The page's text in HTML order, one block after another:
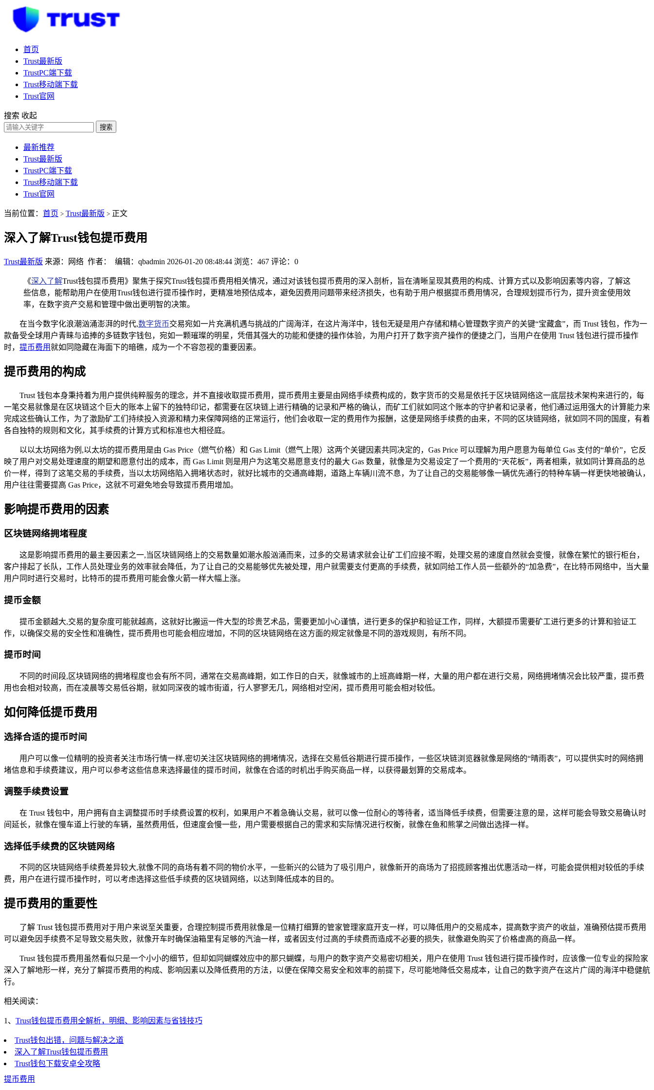
首页
Trust最新版
TrustPC端下载
Trust移动端下载
Trust官网
搜索 收起
搜索
最新推荐
Trust最新版
TrustPC端下载
Trust移动端下载
Trust官网
当前位置： 首页 > Trust最新版 > 正文
深入了解Trust钱包提币费用
Trust最新版 来源：网络 作者： 编辑：qbadmin 2026-01-20 08:48:44 浏览：467 评论：0
《深入了解Trust钱包提币费用》聚焦于探究Trust钱包提币费用相关情况，通过对该钱包提币费用的深入剖析，旨在清晰呈现其费用的构成、计算方式以及影响因素等内容，了解这
些信息，能帮助用户在使用Trust钱包进行提币操作时，更精准地预估成本，避免因费用问题带来经济损失，也有助于用户根据提币费用情况，合理规划提币行为，提升资金使用效
率，在数字资产交易和管理中做出更明智的决策。
在当今数字化浪潮汹涌澎湃的时代,数字货币交易宛如一片充满机遇与挑战的广阔海洋，在这片海洋中，钱包无疑是用户存储和精心管理数字资产的关键“宝藏盒”，而 Trust 钱包，作为一
款备受全球用户青睐与追捧的多链数字钱包，宛如一颗璀璨的明星，凭借其强大的功能和便捷的操作体验，为用户打开了数字资产操作的便捷之门，当用户在使用 Trust 钱包进行提币操作
时， 提币费用就如同隐藏在海面下的暗礁，成为一个不容忽视的重要因素。
提币费用的构成
Trust 钱包本身秉持着为用户提供纯粹服务的理念，并不直接收取提币费用，提币费用主要是由网络手续费构成的，数字货币的交易是依托于区块链网络这一底层技术架构来进行的，每
一笔交易就像是在区块链这个巨大的账本上留下的独特印记，都需要在区块链上进行精确的记录和严格的确认，而矿工们就如同这个账本的守护者和记录者，他们通过运用强大的计算能力来
完成这些确认工作，为了激励矿工们持续投入资源和精力来保障网络的正常运行，他们会收取一定的费用作为报酬，这便是网络手续费的由来，不同的区块链网络，就如同不同的国度，有着
各自独特的规则和文化，其手续费的计算方式和标准也大相径庭。
以以太坊网络为例,以太坊的提币费用是由 Gas Price（燃气价格）和 Gas Limit（燃气上限）这两个关键因素共同决定的，Gas Price 可以理解为用户愿意为每单位 Gas 支付的“单价”，它反
映了用户对交易处理速度的期望和愿意付出的成本，而 Gas Limit 则是用户为这笔交易愿意支付的最大 Gas 数量，就像是为交易设定了一个费用的“天花板”，两者相乘，就如同计算商品的总
价一样，得到了这笔交易的手续费，当以太坊网络陷入拥堵状态时，就好比城市的交通高峰期，道路上车辆川流不息，为了让自己的交易能够像一辆优先通行的特种车辆一样更快地被确认，
用户往往需要提高 Gas Price，这就不可避免地会导致提币费用增加。
影响提币费用的因素
区块链网络拥堵程度
这是影响提币费用的最主要因素之一,当区块链网络上的交易数量如潮水般汹涌而来，过多的交易请求就会让矿工们应接不暇，处理交易的速度自然就会变慢，就像在繁忙的银行柜台，
客户排起了长队，工作人员处理业务的效率就会降低，为了让自己的交易能够优先被处理，用户就需要支付更高的手续费，就如同给工作人员一些额外的“加急费”，在比特币网络中，当大量
用户同时进行交易时，比特币的提币费用可能会像火箭一样大幅上涨。
提币金额
提币金额越大,交易的复杂度可能就越高，这就好比搬运一件大型的珍贵艺术品，需要更加小心谨慎，进行更多的保护和验证工作，同样，大额提币需要矿工进行更多的计算和验证工
作，以确保交易的安全性和准确性，提币费用也可能会相应增加，不同的区块链网络在这方面的规定就像是不同的游戏规则，有所不同。
提币时间
不同的时间段,区块链网络的拥堵程度也会有所不同，通常在交易高峰期，如工作日的白天，就像城市的上班高峰期一样，大量的用户都在进行交易，网络拥堵情况会比较严重，提币费
用也会相对较高，而在凌晨等交易低谷期，就如同深夜的城市街道，行人寥寥无几，网络相对空闲，提币费用可能会相对较低。
如何降低提币费用
选择合适的提币时间
用户可以像一位精明的投资者关注市场行情一样,密切关注区块链网络的拥堵情况，选择在交易低谷期进行提币操作，一些区块链浏览器就像是网络的“晴雨表”，可以提供实时的网络拥
堵信息和手续费建议，用户可以参考这些信息来选择最佳的提币时间，就像在合适的时机出手购买商品一样，以获得最划算的交易成本。
调整手续费设置
在 Trust 钱包中，用户拥有自主调整提币时手续费设置的权利，如果用户不着急确认交易，就可以像一位耐心的等待者，适当降低手续费，但需要注意的是，这样可能会导致交易确认时
间延长，就像在慢车道上行驶的车辆，虽然费用低，但速度会慢一些，用户需要根据自己的需求和实际情况进行权衡，就像在鱼和熊掌之间做出选择一样。
选择低手续费的区块链网络
不同的区块链网络手续费差异较大,就像不同的商场有着不同的物价水平，一些新兴的公链为了吸引用户，就像新开的商场为了招揽顾客推出优惠活动一样，可能会提供相对较低的手续
费，用户在进行提币操作时，可以考虑选择这些低手续费的区块链网络，以达到降低成本的目的。
提币费用的重要性
了解 Trust 钱包提币费用对于用户来说至关重要，合理控制提币费用就像是一位精打细算的管家管理家庭开支一样，可以降低用户的交易成本，提高数字资产的收益，准确预估提币费用
可以避免因手续费不足导致交易失败，就像开车时确保油箱里有足够的汽油一样，或者因支付过高的手续费而造成不必要的损失，就像避免购买了价格虚高的商品一样。
Trust 钱包提币费用虽然看似只是一个小小的细节，但却如同蝴蝶效应中的那只蝴蝶，与用户的数字资产交易密切相关，用户在使用 Trust 钱包进行提币操作时，应该像一位专业的探险家
深入了解地形一样，充分了解提币费用的构成、影响因素以及降低费用的方法，以便在保障交易安全和效率的前提下，尽可能地降低交易成本，让自己的数字资产在这片广阔的海洋中稳健航
行。
相关阅读：
1、 Trust钱包提币费用全解析，明细、影响因素与省钱技巧
Trust钱包出错，问题与解决之道
深入了解Trust钱包提币费用
Trust钱包下载安卓全攻略
提币费用